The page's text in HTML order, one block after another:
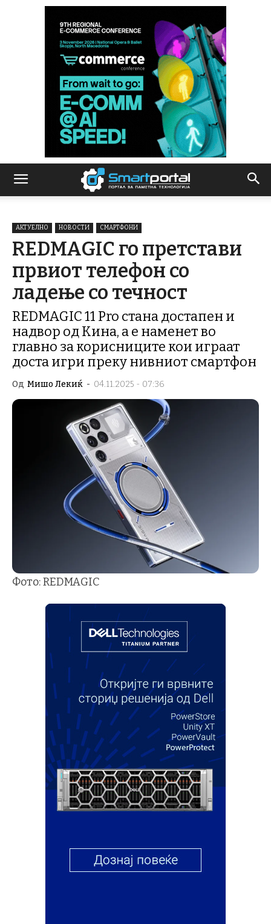
АКТУЕЛНО НОВОСТИ СМАРТФОНИ
REDMAGIC го претстави
првиот телефон со
ладење со течност
REDMAGIC 11 Pro стана достапен и
надвор од Кина, а е наменет во
главно за корисниците кои играат
доста игри преку нивниот смартфон
Од Мишо Лекиќ - 04.11.2025 - 07:36
Фото: REDMAGIC